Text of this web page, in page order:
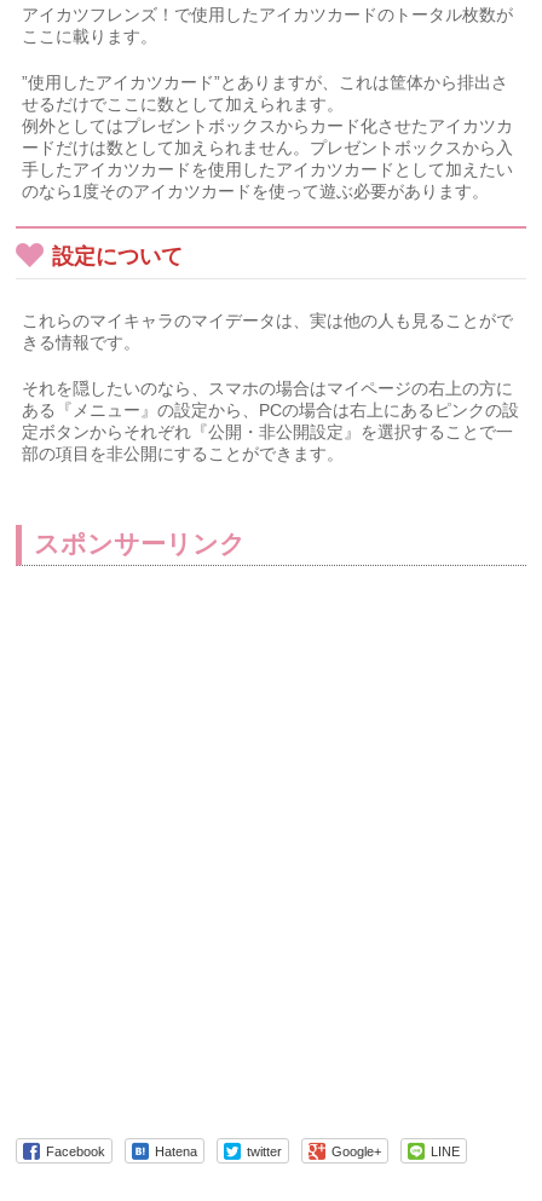
アイカツフレンズ！で使用したアイカツカードのトータル枚数が
ここに載ります。
”使用したアイカツカード”とありますが、これは筐体から排出さ
せるだけでここに数として加えられます。
例外としてはプレゼントボックスからカード化させたアイカツカ
ードだけは数として加えられません。プレゼントボックスから入
手したアイカツカードを使用したアイカツカードとして加えたい
のなら1度そのアイカツカードを使って遊ぶ必要があります。
設定について
これらのマイキャラのマイデータは、実は他の人も見ることがで
きる情報です。
それを隠したいのなら、スマホの場合はマイページの右上の方に
ある『メニュー』の設定から、PCの場合は右上にあるピンクの設
定ボタンからそれぞれ『公開・非公開設定』を選択することで一
部の項目を非公開にすることができます。
スポンサーリンク
Facebook Hatena twitter Google+ LINE